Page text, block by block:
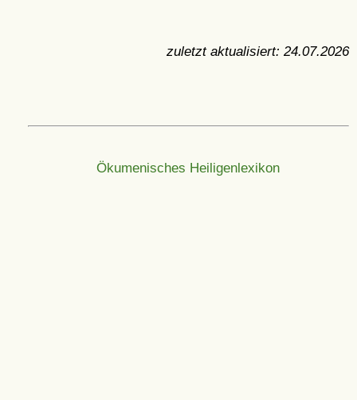
zuletzt aktualisiert: 24.07.2026
Ökumenisches Heiligenlexikon